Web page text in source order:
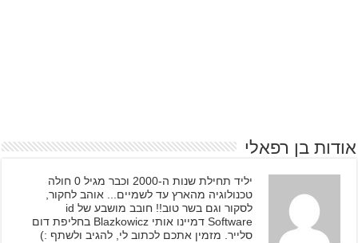
אודות בן רפאלי
יליד תחילת שנות ה-2000 וכבר מגיל 0 חולה
טכנולוגיה מהארץ עד לשמיים... אוהב לחקור,
לסקור וגם בשר טוב!! חובב מושבע של id
Software דמיינו אותי Blazkowicz בחליפת דום
סלייר. מזמין אתכם לכתוב לי, להגיב ולשתף :)